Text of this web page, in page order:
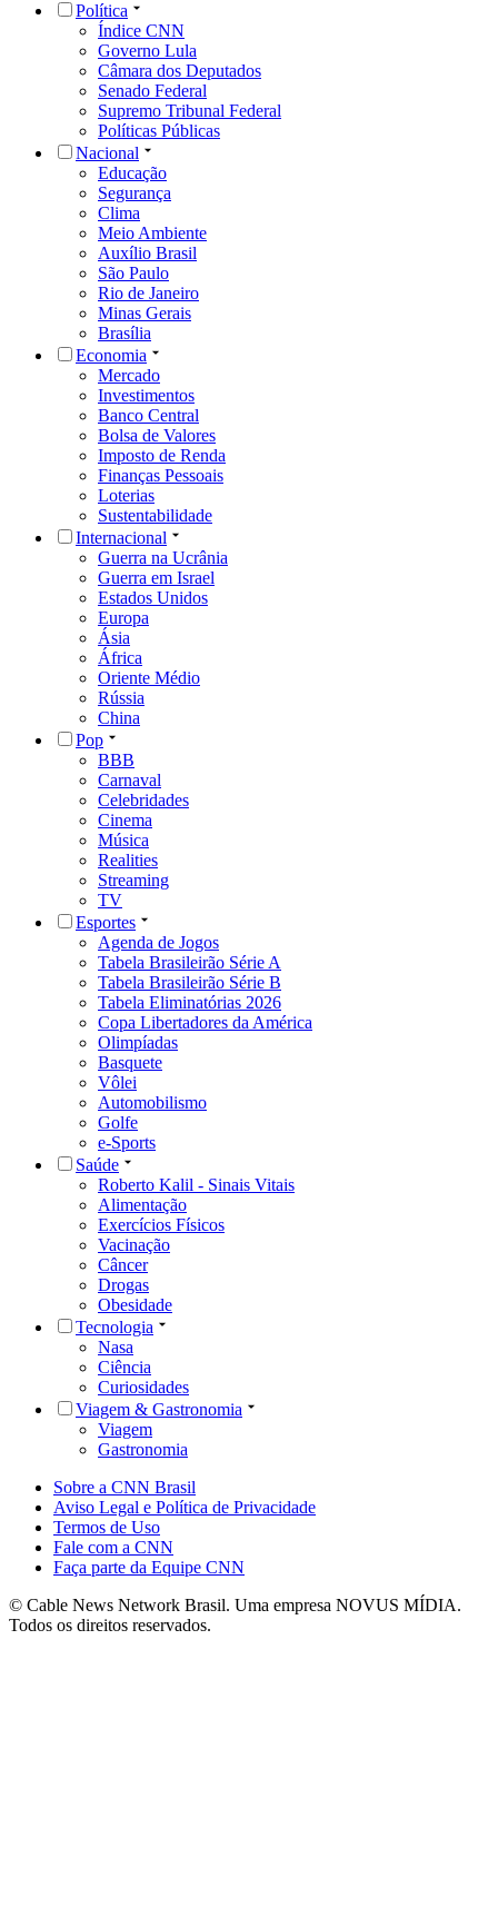
Política
Índice CNN
Governo Lula
Câmara dos Deputados
Senado Federal
Supremo Tribunal Federal
Políticas Públicas
Nacional
Educação
Segurança
Clima
Meio Ambiente
Auxílio Brasil
São Paulo
Rio de Janeiro
Minas Gerais
Brasília
Economia
Mercado
Investimentos
Banco Central
Bolsa de Valores
Imposto de Renda
Finanças Pessoais
Loterias
Sustentabilidade
Internacional
Guerra na Ucrânia
Guerra em Israel
Estados Unidos
Europa
Ásia
África
Oriente Médio
Rússia
China
Pop
BBB
Carnaval
Celebridades
Cinema
Música
Realities
Streaming
TV
Esportes
Agenda de Jogos
Tabela Brasileirão Série A
Tabela Brasileirão Série B
Tabela Eliminatórias 2026
Copa Libertadores da América
Olimpíadas
Basquete
Vôlei
Automobilismo
Golfe
e-Sports
Saúde
Roberto Kalil - Sinais Vitais
Alimentação
Exercícios Físicos
Vacinação
Câncer
Drogas
Obesidade
Tecnologia
Nasa
Ciência
Curiosidades
Viagem & Gastronomia
Viagem
Gastronomia
Sobre a CNN Brasil
Aviso Legal e Política de Privacidade
Termos de Uso
Fale com a CNN
Faça parte da Equipe CNN
© Cable News Network Brasil. Uma empresa NOVUS MÍDIA.
Todos os direitos reservados.